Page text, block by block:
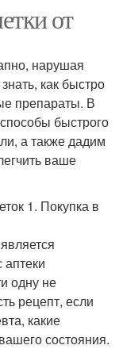
от
нарушая
как быстро
препараты. В
быстрого
а также дадим
ваше
1. Покупка в
одну не
рецепт, если
какие
состояния.